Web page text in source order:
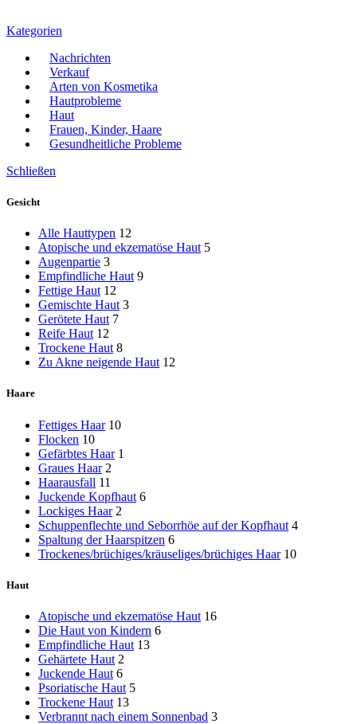
Kategorien
Nachrichten
Verkauf
Arten von Kosmetika
Hautprobleme
Haut
Frauen, Kinder, Haare
Gesundheitliche Probleme
Schließen
Gesicht
Alle Hauttypen 12
Atopische und ekzematöse Haut 5
Augenpartie 3
Empfindliche Haut 9
Fettige Haut 12
Gemischte Haut 3
Gerötete Haut 7
Reife Haut 12
Trockene Haut 8
Zu Akne neigende Haut 12
Haare
Fettiges Haar 10
Flocken 10
Gefärbtes Haar 1
Graues Haar 2
Haarausfall 11
Juckende Kopfhaut 6
Lockiges Haar 2
Schuppenflechte und Seborrhöe auf der Kopfhaut 4
Spaltung der Haarspitzen 6
Trockenes/brüchiges/kräuseliges/brüchiges Haar 10
Haut
Atopische und ekzematöse Haut 16
Die Haut von Kindern 6
Empfindliche Haut 13
Gehärtete Haut 2
Juckende Haut 6
Psoriatische Haut 5
Trockene Haut 13
Verbrannt nach einem Sonnenbad 3